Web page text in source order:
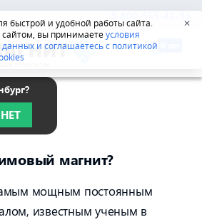
быстрой и удобной работы сайта.
сайтом, вы принимаетеусловия
и соглашаетесь с политикой
✕
8-800-555-42-96
НЕТ
магнит?
мощным постоянным
известным ученым в